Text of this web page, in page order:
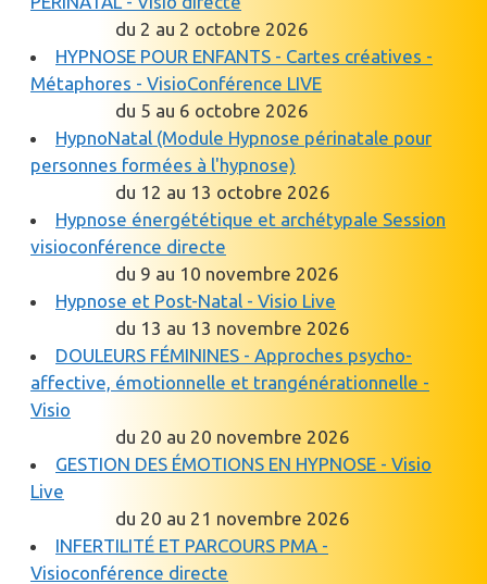
du 2 au 2 octobre 2026
HYPNOSE POUR ENFANTS - Cartes créatives -
Métaphores - VisioConférence LIVE
du 5 au 6 octobre 2026
HypnoNatal (Module Hypnose périnatale pour
personnes formées à l'hypnose)
du 12 au 13 octobre 2026
Hypnose énergététique et archétypale Session
visioconférence directe
du 9 au 10 novembre 2026
Hypnose et Post-Natal - Visio Live
du 13 au 13 novembre 2026
DOULEURS FÉMININES - Approches psycho-
affective, émotionnelle et trangénérationnelle -
Visio
du 20 au 20 novembre 2026
GESTION DES ÉMOTIONS EN HYPNOSE - Visio
Live
du 20 au 21 novembre 2026
INFERTILITÉ ET PARCOURS PMA -
Visioconférence directe